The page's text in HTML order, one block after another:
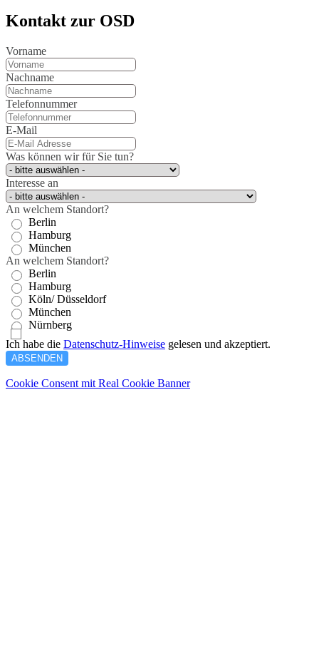
Kontakt zur OSD
Vorname
Nachname
Telefonnummer
E-Mail
Was können wir für Sie tun?
Interesse an
An welchem Standort?
Berlin
Hamburg
München
An welchem Standort?
Berlin
Hamburg
Köln/ Düsseldorf
München
Nürnberg
Ich habe die Datenschutz-Hinweise gelesen und akzeptiert.
ABSENDEN
Cookie Consent mit Real Cookie Banner